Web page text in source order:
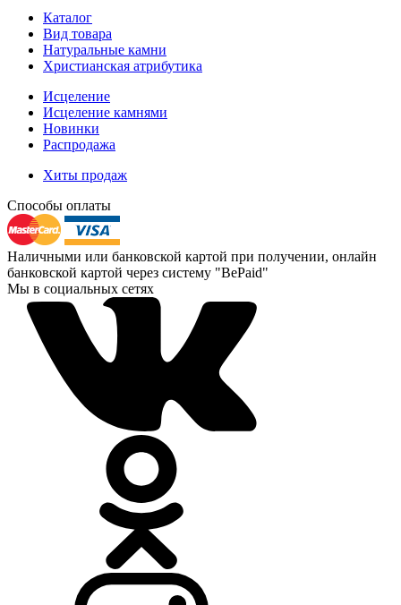
Каталог
Вид товара
Натуральные камни
Христианская атрибутика
Исцеление
Исцеление камнями
Новинки
Распродажа
Хиты продаж
Способы оплаты
Наличными или банковской картой при получении, онлайн
банковской картой через систему "BePaid"
Мы в социальных сетях